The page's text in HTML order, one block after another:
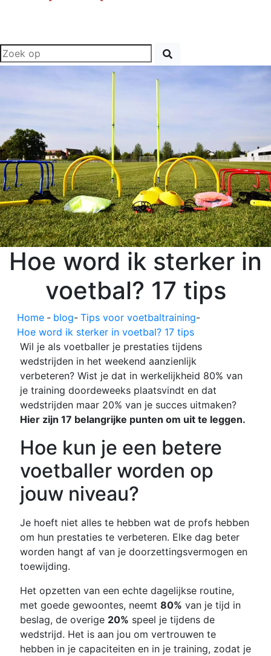
Hoe word ik sterker in
voetbal? 17 tips
Home - blog- Tips voor voetbaltraining-
Hoe word ik sterker in voetbal? 17 tips
Wil je als voetballer je prestaties tijdens
wedstrijden in het weekend aanzienlijk
verbeteren? Wist je dat in werkelijkheid 80% van
je training doordeweeks plaatsvindt en dat
wedstrijden maar 20% van je succes uitmaken?
Hier zijn 17 belangrijke punten om uit te leggen.
Hoe kun je een betere
voetballer worden op
jouw niveau?
Je hoeft niet alles te hebben wat de profs hebben
om hun prestaties te verbeteren. Elke dag beter
worden hangt af van je doorzettingsvermogen en
toewijding.
Het opzetten van een echte dagelijkse routine,
met goede gewoontes, neemt 80% van je tijd in
beslag, de overige 20% speel je tijdens de
wedstrijd. Het is aan jou om vertrouwen te
hebben in je capaciteiten en in je training, zodat je